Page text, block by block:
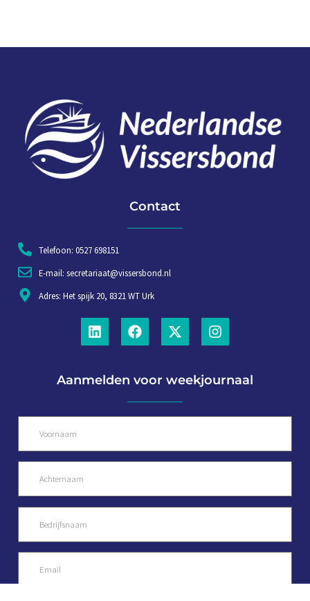
Contact
Telefoon: 0527 698151
E-mail: secretariaat@vissersbond.nl
Adres: Het spijk 20, 8321 WT Urk
Aanmelden voor weekjournaal